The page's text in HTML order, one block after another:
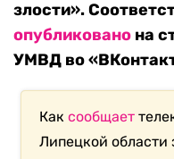
злости».
опубликовано на
УМВД во
Каксообщает
Липецкой области